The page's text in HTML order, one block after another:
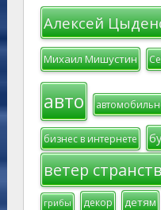
Алексей
Михаил Мишустин
авто
бизнес в интернете
ветер
грибы декор детям